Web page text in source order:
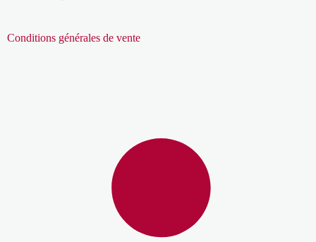
Conditions générales de vente